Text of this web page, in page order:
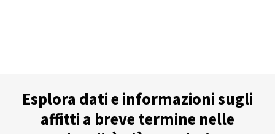
Esplora dati e informazioni sugli
affitti a breve termine nelle